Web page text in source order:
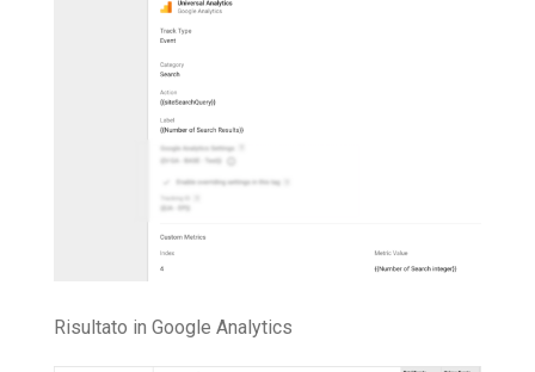
Risultato in Google Analytics